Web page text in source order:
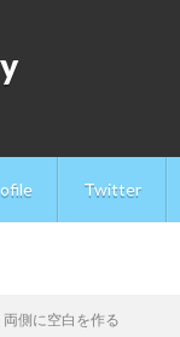
Twitter
両側に空白を作る